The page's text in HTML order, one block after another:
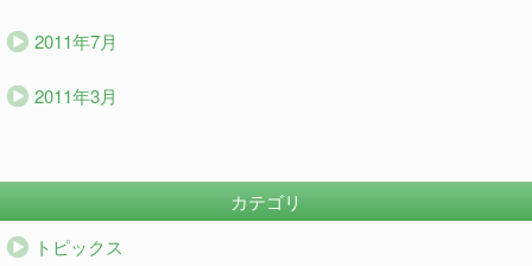
2011年7月
2011年3月
カテゴリ
トピックス